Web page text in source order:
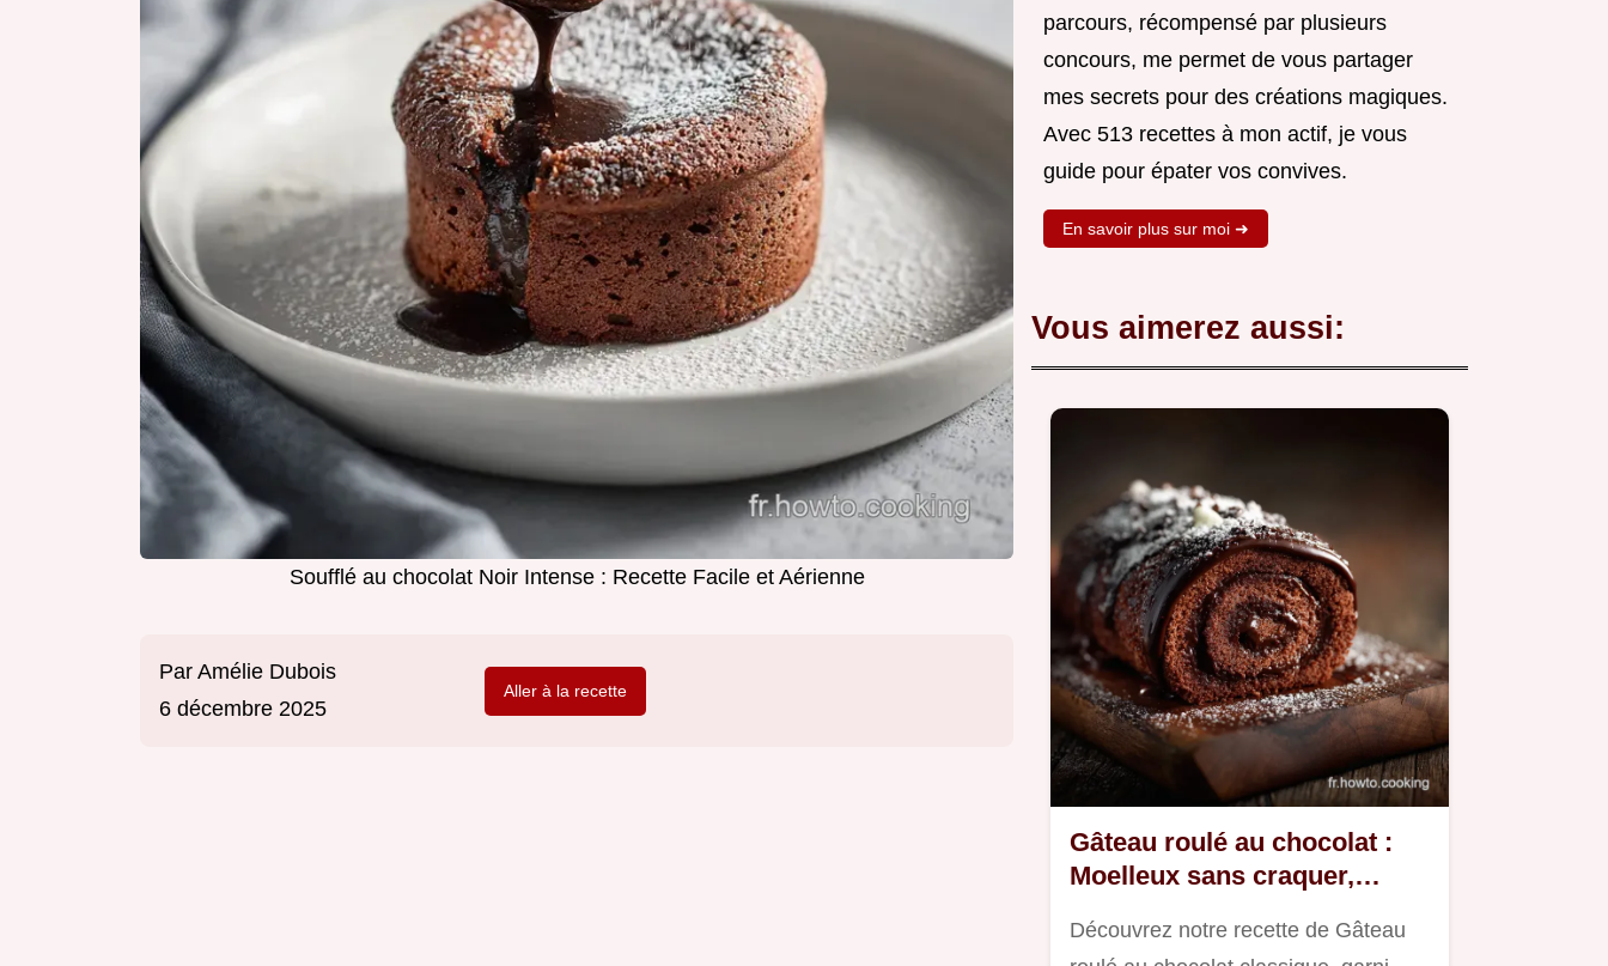
Soufflé au chocolat Noir Intense : Recette Facile et Aérienne
Par Amélie Dubois
6 décembre 2025
Aller à la recette
parcours, récompensé par plusieurs
concours, me permet de vous partager
mes secrets pour des créations magiques.
Avec 513 recettes à mon actif, je vous
guide pour épater vos convives.
En savoir plus sur moi ➜
Vous aimerez aussi:
Gâteau roulé au chocolat :
Moelleux sans craquer,
Découvrez notre recette de Gâteau